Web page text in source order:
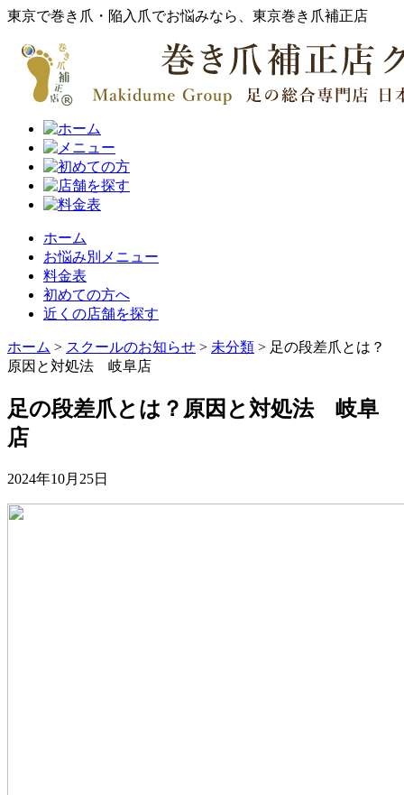
東京で巻き爪・陥入爪でお悩みなら、東京巻き爪補正店
ホーム
お悩み別メニュー
料金表
初めての方へ
近くの店舗を探す
ホーム > スクールのお知らせ > 未分類 > 足の段差爪とは？
原因と対処法 岐阜店
足の段差爪とは？原因と対処法 岐阜
店
2024年10月25日